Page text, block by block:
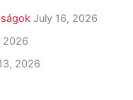
July 16, 2026
2026
2026